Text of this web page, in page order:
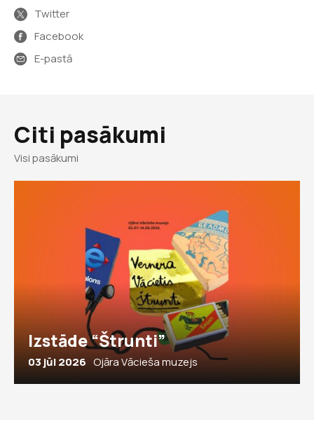
Twitter
Facebook
E-pastā
Citi pasākumi
Visi pasākumi
Izstāde “Štrunti”
03 jūl 2026 Ojāra Vācieša muzejs